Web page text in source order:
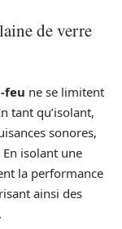
de verre
feu ne se limitent
tant qu’isolant,
sonores,
isolant une
la performance
ainsi des